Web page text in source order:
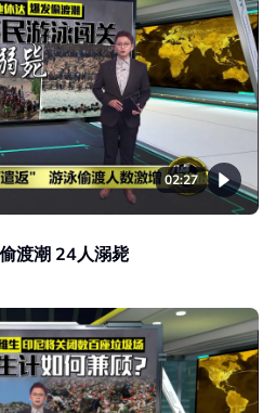
02:27
渡潮 24人溺毙